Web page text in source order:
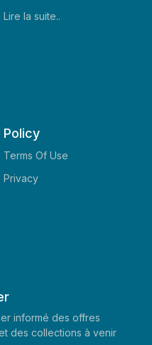
Lire la suite..
Policy
Terms Of Use
Privacy
informé des offres
des collections à venir